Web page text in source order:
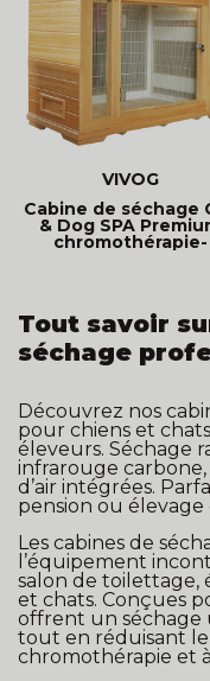
VIVOG
Cabine de séchage
& Dog SPA
chromothérapie-
Tout savoir
séchage
Découvrez nos
pour chiens et
éleveurs. Séchage
infrarouge
d’air intégrées.
pension ou élevage
Les cabines de
l’équipement
salon de toilettage,
et chats. Conçues
offrent un séchage
tout en réduisant le
chromothérapie et